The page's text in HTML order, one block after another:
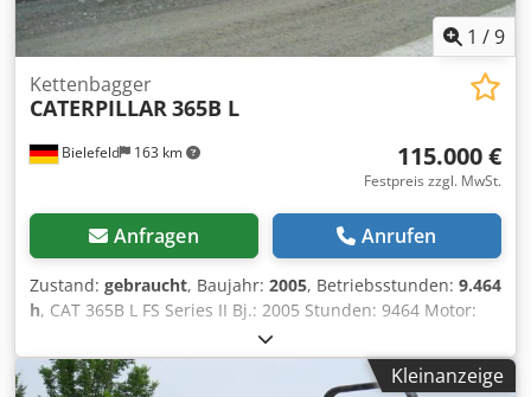
1 /9
Bielefeld 163 km
Kettenbagger
CATERPILLAR365B L
115.000 €
Festpreis zzgl. MwSt.
Anfragen Anrufen
Zustand: gebraucht, Baujahr: 2005, Betriebsstunden: 9.464
h, CAT 365B L FS Series II Bj.: 2005 Stunden: 9464 Motor:
Cat 3196 ATAAC kW / PS: 297 / 404 Gewicht: 73.340kg
Dcsdpfx Acewlimqe Eek Ketten: 650mm 3-Steg-
Bodenplatten Löffel: 4,00m³ Grabtiefe: 2.480mmKleinanzeige